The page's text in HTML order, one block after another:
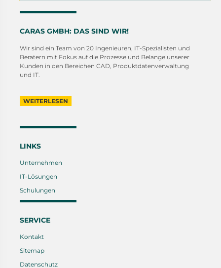
CARAS GMBH: DAS SIND WIR!
Wir sind ein Team von 20 Ingenieuren, IT-Spezialisten und
Beratern mit Fokus auf die Prozesse und Belange unserer
Kunden in den Bereichen CAD, Produktdatenverwaltung
und IT.
WEITERLESEN
LINKS
Unternehmen
IT-Lösungen
Schulungen
SERVICE
Kontakt
Sitemap
Datenschutz